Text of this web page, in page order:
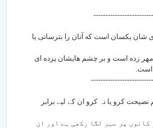
شان یکسان است که آنان را بترسانی یا
مهر زده است و بر چشم هایشان پرده ای
است.
نصیحت کرو یا نہ کرو ان کے لیے برابر
کانوں پر مہر لگا رکھی ہے اور ان